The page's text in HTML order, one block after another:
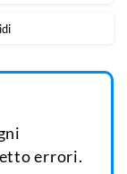
errori.